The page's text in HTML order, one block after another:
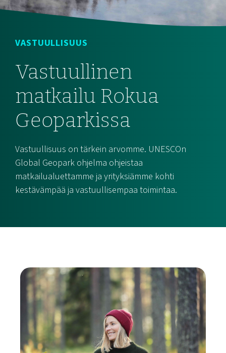
VASTUULLISUUS
Vastuullinen
matkailu Rokua
Geoparkissa
Vastuullisuus on tärkein arvomme. UNESCOn
Global Geopark ohjelma ohjeistaa
matkailualuettamme ja yrityksiämme kohti
kestävämpää ja vastuullisempaa toimintaa.